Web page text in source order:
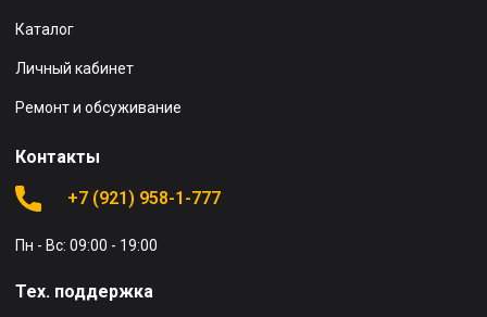
Каталог
Личный кабинет
Ремонт и обсуживание
Контакты
+7 (921) 958-1-777
Пн - Вс: 09:00 - 19:00
Тех. поддержка